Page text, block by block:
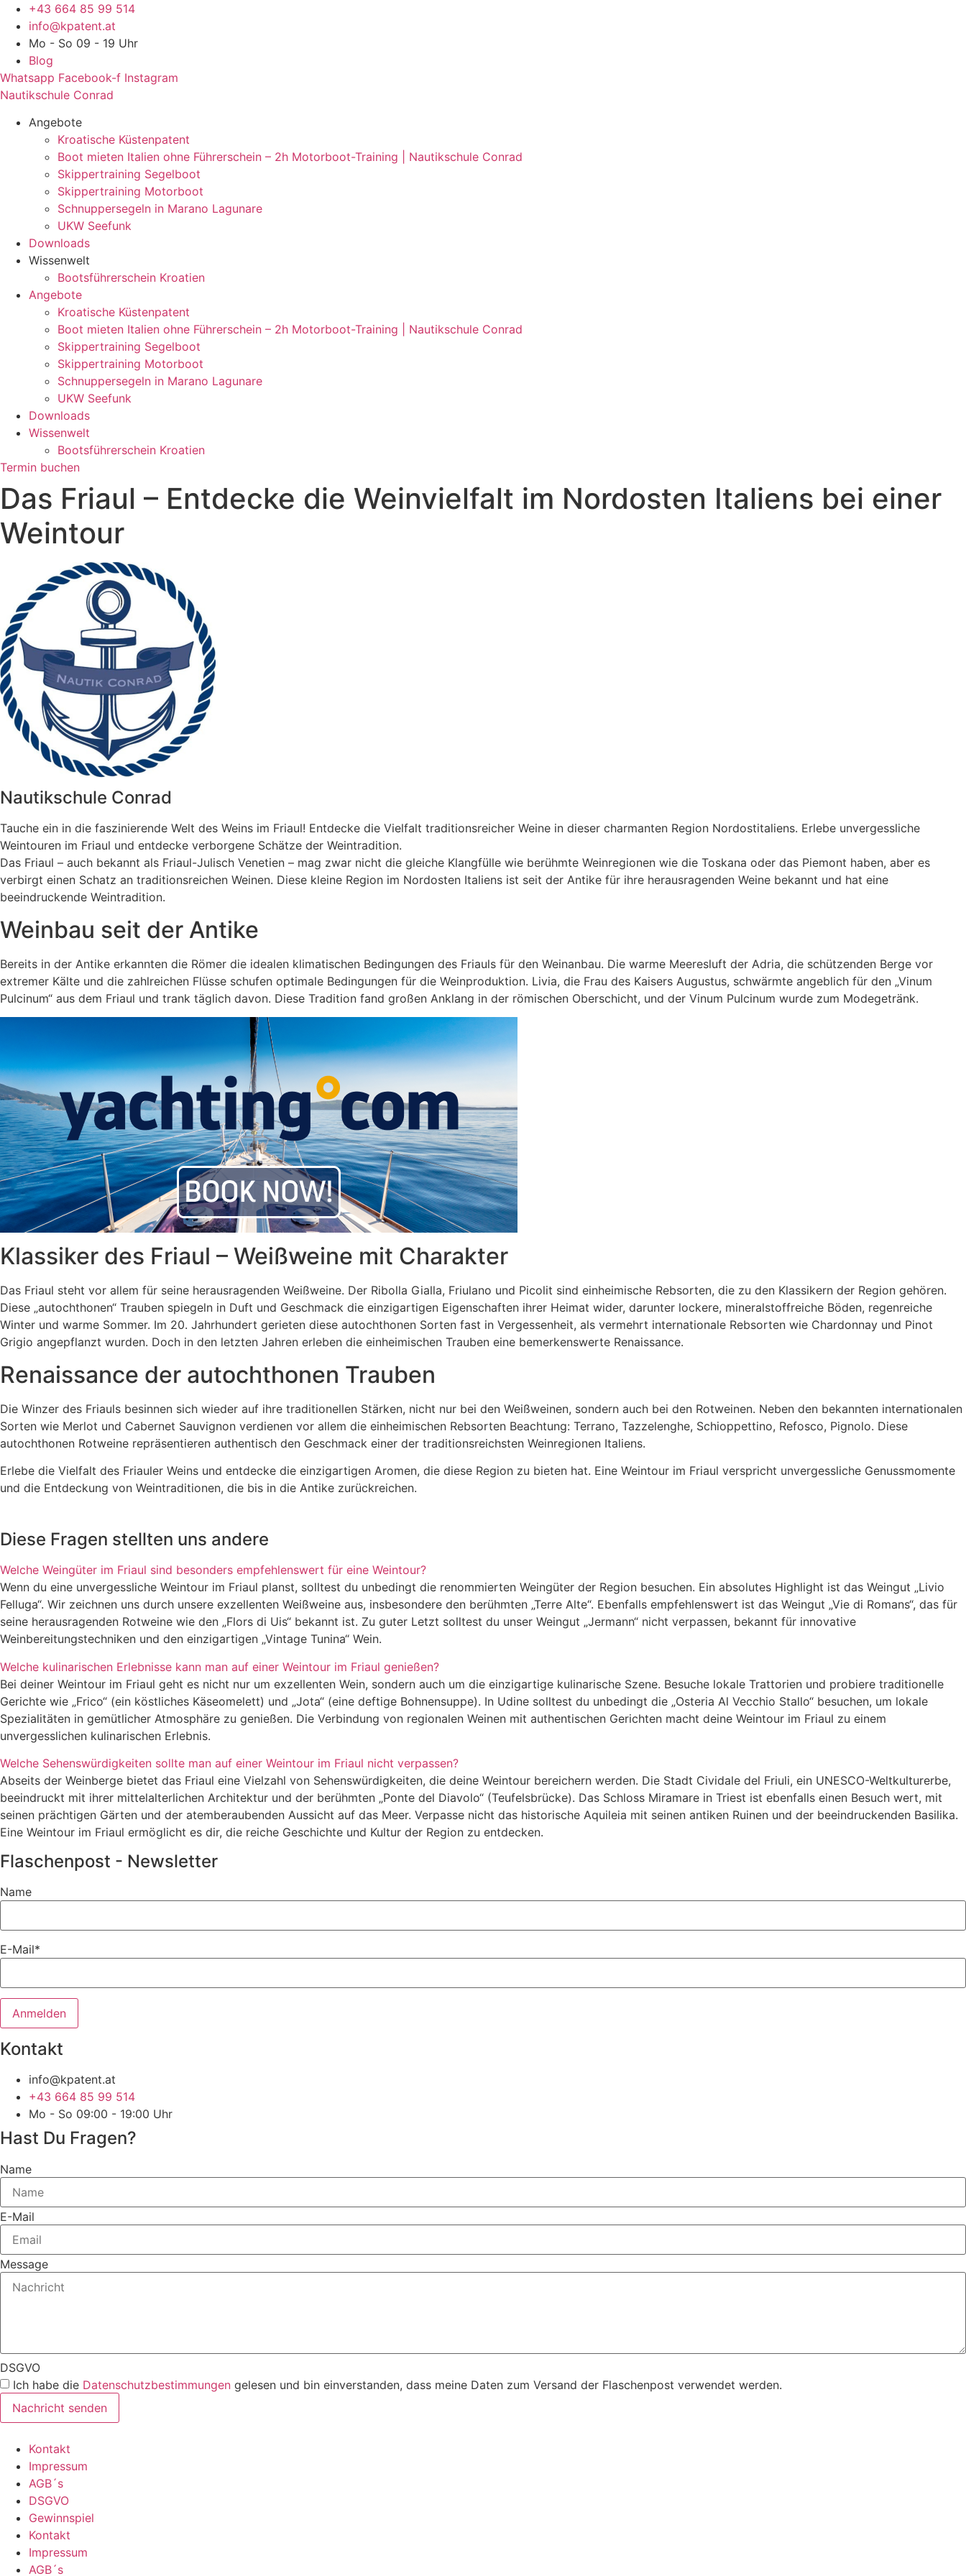
Zum
Inhalt
springen
+43 664 85 99 514
info@kpatent.at
Mo - So 09 - 19 Uhr
Blog
Whatsapp Facebook-f Instagram
Nautikschule Conrad
Angebote
Kroatische Küstenpatent
Boot mieten Italien ohne Führerschein – 2h Motorboot-Training | Nautikschule Conrad
Skippertraining Segelboot
Skippertraining Motorboot
Schnuppersegeln in Marano Lagunare
UKW Seefunk
Downloads
Wissenwelt
Bootsführerschein Kroatien
Angebote
Kroatische Küstenpatent
Boot mieten Italien ohne Führerschein – 2h Motorboot-Training | Nautikschule Conrad
Skippertraining Segelboot
Skippertraining Motorboot
Schnuppersegeln in Marano Lagunare
UKW Seefunk
Downloads
Wissenwelt
Bootsführerschein Kroatien
Termin buchen
Das Friaul – Entdecke die Weinvielfalt im Nordosten Italiens bei einer
Weintour
Nautikschule Conrad
Tauche ein in die faszinierende Welt des Weins im Friaul! Entdecke die Vielfalt traditionsreicher Weine in dieser charmanten Region Nordostitaliens. Erlebe unvergessliche
Weintouren im Friaul und entdecke verborgene Schätze der Weintradition.
Das Friaul – auch bekannt als Friaul-Julisch Venetien – mag zwar nicht die gleiche Klangfülle wie berühmte Weinregionen wie die Toskana oder das Piemont haben, aber es
verbirgt einen Schatz an traditionsreichen Weinen. Diese kleine Region im Nordosten Italiens ist seit der Antike für ihre herausragenden Weine bekannt und hat eine
beeindruckende Weintradition.
Weinbau seit der Antike
Bereits in der Antike erkannten die Römer die idealen klimatischen Bedingungen des Friauls für den Weinanbau. Die warme Meeresluft der Adria, die schützenden Berge vor
extremer Kälte und die zahlreichen Flüsse schufen optimale Bedingungen für die Weinproduktion. Livia, die Frau des Kaisers Augustus, schwärmte angeblich für den „Vinum
Pulcinum“ aus dem Friaul und trank täglich davon. Diese Tradition fand großen Anklang in der römischen Oberschicht, und der Vinum Pulcinum wurde zum Modegetränk.
Klassiker des Friaul – Weißweine mit Charakter
Das Friaul steht vor allem für seine herausragenden Weißweine. Der Ribolla Gialla, Friulano und Picolit sind einheimische Rebsorten, die zu den Klassikern der Region gehören.
Diese „autochthonen“ Trauben spiegeln in Duft und Geschmack die einzigartigen Eigenschaften ihrer Heimat wider, darunter lockere, mineralstoffreiche Böden, regenreiche
Winter und warme Sommer. Im 20. Jahrhundert gerieten diese autochthonen Sorten fast in Vergessenheit, als vermehrt internationale Rebsorten wie Chardonnay und Pinot
Grigio angepflanzt wurden. Doch in den letzten Jahren erleben die einheimischen Trauben eine bemerkenswerte Renaissance.
Renaissance der autochthonen Trauben
Die Winzer des Friauls besinnen sich wieder auf ihre traditionellen Stärken, nicht nur bei den Weißweinen, sondern auch bei den Rotweinen. Neben den bekannten internationalen
Sorten wie Merlot und Cabernet Sauvignon verdienen vor allem die einheimischen Rebsorten Beachtung: Terrano, Tazzelenghe, Schioppettino, Refosco, Pignolo. Diese
autochthonen Rotweine repräsentieren authentisch den Geschmack einer der traditionsreichsten Weinregionen Italiens.
Erlebe die Vielfalt des Friauler Weins und entdecke die einzigartigen Aromen, die diese Region zu bieten hat. Eine Weintour im Friaul verspricht unvergessliche Genussmomente
und die Entdeckung von Weintraditionen, die bis in die Antike zurückreichen.
Diese Fragen stellten uns andere
Welche Weingüter im Friaul sind besonders empfehlenswert für eine Weintour?
Wenn du eine unvergessliche Weintour im Friaul planst, solltest du unbedingt die renommierten Weingüter der Region besuchen. Ein absolutes Highlight ist das Weingut „Livio
Felluga“. Wir zeichnen uns durch unsere exzellenten Weißweine aus, insbesondere den berühmten „Terre Alte“. Ebenfalls empfehlenswert ist das Weingut „Vie di Romans“, das für
seine herausragenden Rotweine wie den „Flors di Uis“ bekannt ist. Zu guter Letzt solltest du unser Weingut „Jermann“ nicht verpassen, bekannt für innovative
Weinbereitungstechniken und den einzigartigen „Vintage Tunina“ Wein.
Welche kulinarischen Erlebnisse kann man auf einer Weintour im Friaul genießen?
Bei deiner Weintour im Friaul geht es nicht nur um exzellenten Wein, sondern auch um die einzigartige kulinarische Szene. Besuche lokale Trattorien und probiere traditionelle
Gerichte wie „Frico“ (ein köstliches Käseomelett) und „Jota“ (eine deftige Bohnensuppe). In Udine solltest du unbedingt die „Osteria Al Vecchio Stallo“ besuchen, um lokale
Spezialitäten in gemütlicher Atmosphäre zu genießen. Die Verbindung von regionalen Weinen mit authentischen Gerichten macht deine Weintour im Friaul zu einem
unvergesslichen kulinarischen Erlebnis.
Welche Sehenswürdigkeiten sollte man auf einer Weintour im Friaul nicht verpassen?
Abseits der Weinberge bietet das Friaul eine Vielzahl von Sehenswürdigkeiten, die deine Weintour bereichern werden. Die Stadt Cividale del Friuli, ein UNESCO-Weltkulturerbe,
beeindruckt mit ihrer mittelalterlichen Architektur und der berühmten „Ponte del Diavolo“ (Teufelsbrücke). Das Schloss Miramare in Triest ist ebenfalls einen Besuch wert, mit
seinen prächtigen Gärten und der atemberaubenden Aussicht auf das Meer. Verpasse nicht das historische Aquileia mit seinen antiken Ruinen und der beeindruckenden Basilika.
Eine Weintour im Friaul ermöglicht es dir, die reiche Geschichte und Kultur der Region zu entdecken.
Flaschenpost - Newsletter
Name
E-Mail*
Kontakt
info@kpatent.at
+43 664 85 99 514
Mo - So 09:00 - 19:00 Uhr
Hast Du Fragen?
Name
E-Mail
Message
DSGVO
Ich habe die Datenschutzbestimmungen gelesen und bin einverstanden, dass meine Daten zum Versand der Flaschenpost verwendet werden.
Nachricht senden
Kontakt
Impressum
AGB´s
DSGVO
Gewinnspiel
Kontakt
Impressum
AGB´s